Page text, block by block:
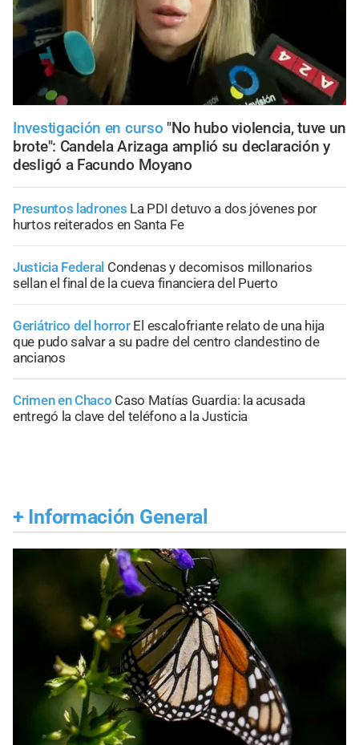
Investigación en curso "No hubo violencia, tuve un
brote": Candela Arizaga amplió su declaración y
desligó a Facundo Moyano
Presuntos ladrones La PDI detuvo a dos jóvenes por
hurtos reiterados en Santa Fe
Justicia Federal Condenas y decomisos millonarios
sellan el final de la cueva financiera del Puerto
Geriátrico del horror El escalofriante relato de una hija
que pudo salvar a su padre del centro clandestino de
ancianos
Crimen en Chaco Caso Matías Guardia: la acusada
entregó la clave del teléfono a la Justicia
+ Información General